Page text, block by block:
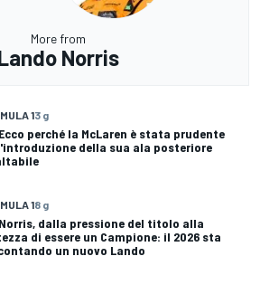
More from
Norris
13 g
Ecco perché la McLaren è stata prudente
della sua ala posteriore
18 g
Norris, dalla pressione del titolo alla
di essere un Campione: il 2026 sta
un nuovo Lando